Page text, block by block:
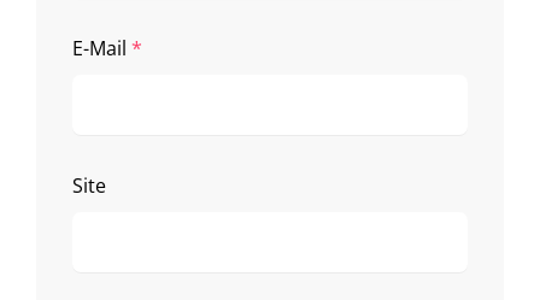
E-Mail *
Site